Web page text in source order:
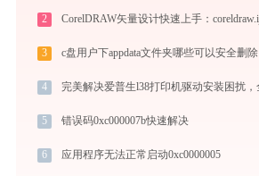
2
3 c盘用户下appdata文件夹哪些可以安全删除
4
5 错误码0xc000007b快速解决
6 应用程序无法正常启动0xc0000005